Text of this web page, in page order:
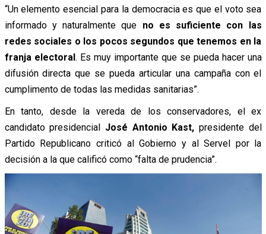
“Un elemento esencial para la democracia es que el voto sea
informado y naturalmente que no es suficiente con las
redes sociales o los pocos segundos que tenemos en la
franja electoral. Es muy importante que se pueda hacer una
difusión directa que se pueda articular una campaña con el
cumplimento de todas las medidas sanitarias”.
En tanto, desde la vereda de los conservadores, el ex
candidato presidencial José Antonio Kast, presidente del
Partido Republicano criticó al Gobierno y al Servel por la
decisión a la que calificó como “falta de prudencia”.